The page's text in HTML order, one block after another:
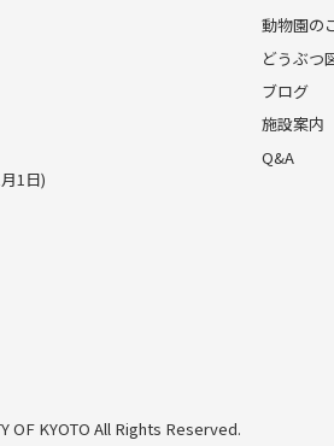
1日)
動物園の
どうぶつ
ブログ
施設案内
Q&A
OF KYOTO All Rights Reserved.